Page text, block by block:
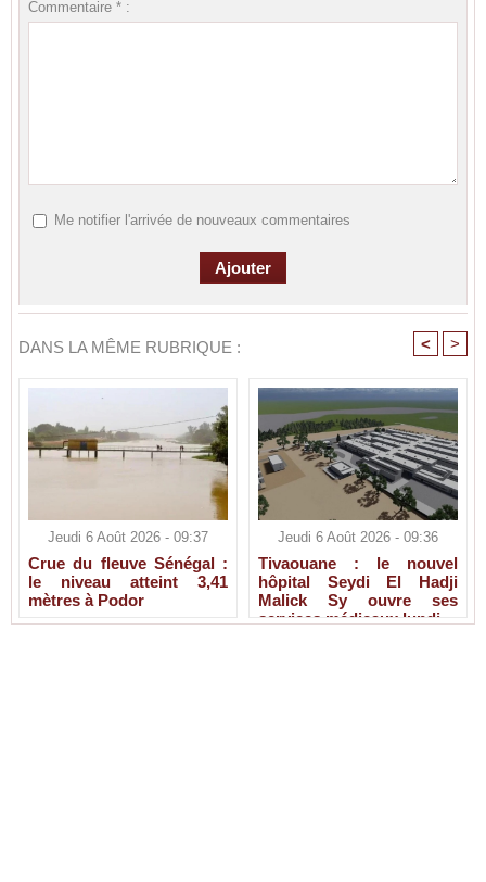
Commentaire * :
Me notifier l'arrivée de nouveaux commentaires
DANS LA MÊME RUBRIQUE : < >
Jeudi 6 Août 2026 - 09:37
Crue du fleuve Sénégal :
le niveau atteint 3,41
mètres à Podor
Jeudi 6 Août 2026 - 09:36
Tivaouane : le nouvel
hôpital Seydi El Hadji
Malick Sy ouvre ses
services médicaux lundi